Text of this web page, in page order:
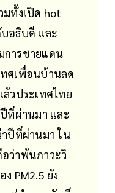
มทั้งเปิด hot
บอธิบดี และ
การชายแดน
ศเพื่อนบ้านลด
วประเทศไทย
ที่ผ่านมา และ
ปีที่ผ่านมา ใน
ว่าพ้นภาวะวิ
PM2.5 ยัง